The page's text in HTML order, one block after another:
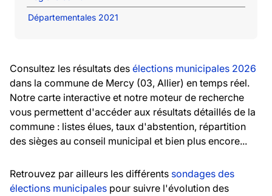
Départementales 2021
Consultez les résultats des élections municipales 2026
dans la commune de Mercy (03, Allier) en temps réel.
Notre carte interactive et notre moteur de recherche
vous permettent d'accéder aux résultats détaillés de la
commune : listes élues, taux d'abstention, répartition
des sièges au conseil municipal et bien plus encore...
Retrouvez par ailleurs les différents sondages des
élections municipales pour suivre l'évolution des